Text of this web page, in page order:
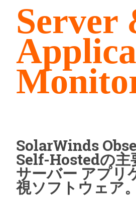
Server
SolarWinds
Self-Hostedの主
サーバー アプリ
視ソフトウェア。